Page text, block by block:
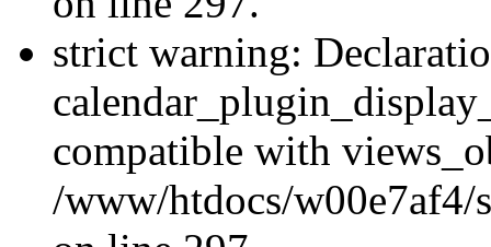
strict warning:
compatible with
/www/htdocs/w00e7af4/